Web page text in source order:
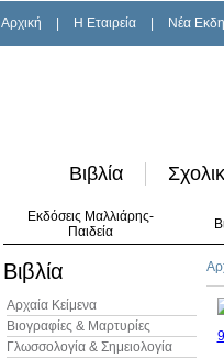
Αρχική H Εταιρεία Νέα
Βιβλία
Εκδόσεις Μαλλιάρης-
Παιδεία
Βιβλία
Αρχαία Κείμενα
Βιογραφίες & Μαρτυρίες
Γλωσσολογία & Σημειολογία